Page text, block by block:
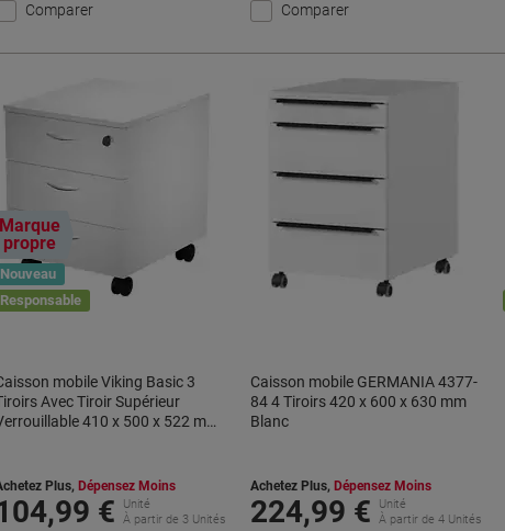
Comparer Comparer
Marque
propre
Nouveau
Responsable
mobile Viking Basic 3
Avec Tiroir Supérieur
410 x 500 x 522 mm
Plus, Dépensez Moins
€
Unité
À partir de 3 Unités
Caisson mobile GERMANIA 4377-
84 4 Tiroirs 420 x 600 x 630 mm
Blanc
Achetez Plus, Dépensez Moins
224,99 €
Unité
À partir de 4 Unités